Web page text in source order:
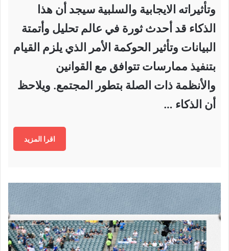
وتأثيراته الايجابية والسلبية سيجد أن هذا
الذكاء قد أحدث ثورة في عالم تحليل وأتمتة
البيانات وتأثير الحوكمة الأمر الذي يلزم القيام
بتنفيذ ممارسات تتوافق مع القوانين
والأنظمة ذات الصلة بتطور المجتمع. ويلاحظ
أن الذكاء …
اقرا المزيد